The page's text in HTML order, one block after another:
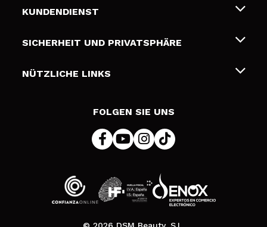
Über uns
Geschenkkarten
KUNDENDIENST
Liefer- und Versandkosten
Zahlung
SICHERHEIT UND PRIVATSPHÄRE
Bedingungen und Datenschutz
NÜTZLICHE LINKS
FOLGEN SIE UNS
© 2026 DSM Beauty, S.L.